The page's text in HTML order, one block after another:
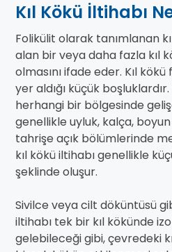
Kıl Kökü İltihabı
Folikülit olarak tanımlanan
alan bir veya daha fazla kıl
olmasını ifade eder. Kıl
yer aldığı küçük
herhangi bir bölgesinde
genellikle uyluk, kalça,
tahrişe açık bölümlerinde
kıl kökü iltihabı genellikle
şeklinde oluşur.
Sivilce veya cilt döküntüsü
iltihabı tek bir kıl kökünde
gelebileceği gibi, çevredeki